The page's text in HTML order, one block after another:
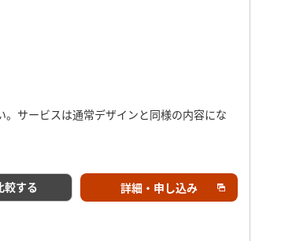
サービスは通常デザインと同様の内容にな
較する 詳細・申し込み